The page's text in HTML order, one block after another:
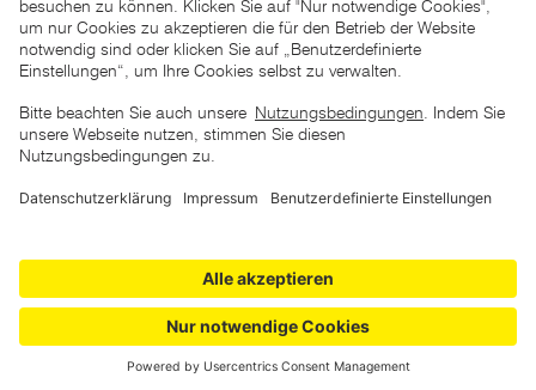
*der "statt"-Preis ist der niedrigste von uns in den letzten 30
Tagen vor Beginn dieser Aktion verlangte Preis
unter den UVP Preisen auf dieser Website sind die
zu verstehen
Copyright © 2026 ZGONC. Alle Rechte vorbehalten.